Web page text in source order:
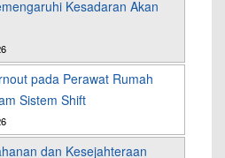
Kesadaran Akan
pada Perawat Rumah
Sistem Shift
dan Kesejahteraan